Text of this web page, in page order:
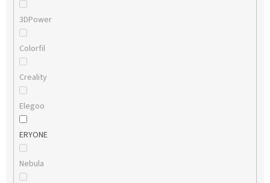
3DPower
Colorfil
Creality
Elegoo
ERYONE
Nebula